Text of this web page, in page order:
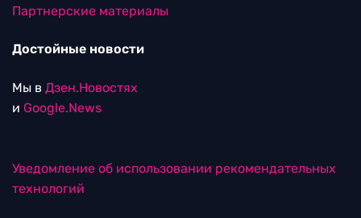
Партнерские материалы
Достойные новости
Мы в Дзен.Новостях
и Google.News
Уведомление об использовании рекомендательных
технологий